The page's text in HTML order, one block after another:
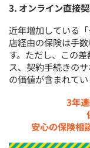
3. オンライン直接
近年増加している
店経由の保険は手
す。ただし、この
ス、契約手続きの
の価値が含まれてい
3年
安心の保険相